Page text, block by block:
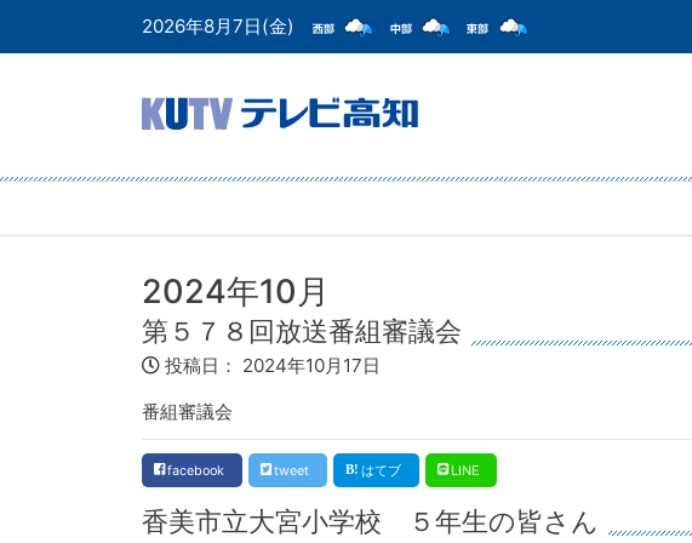
2026年8月7日(金)
2024年10月
第５７８回放送番組審議会
投稿日： 2024年10月17日
番組審議会
facebook tweet はてブ LINE
香美市立大宮小学校 ５年生の皆さん